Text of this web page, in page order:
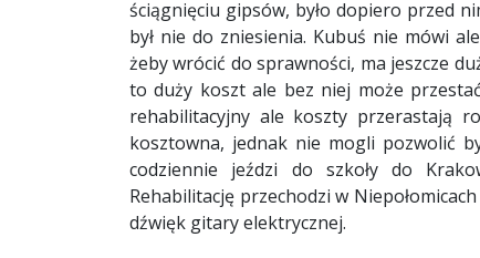
ściągnięciu gipsów, było dopiero przed
był nie do zniesienia. Kubuś nie mówi
żeby wrócić do sprawności, ma jeszcze
to duży koszt ale bez niej może
rehabilitacyjny ale koszty przerastają
kosztowna, jednak nie mogli pozwolić
codziennie jeździ do szkoły do
Rehabilitację przechodzi w
dźwięk gitary elektrycznej.